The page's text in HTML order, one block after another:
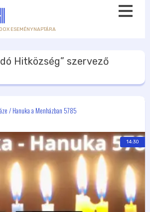
ESEMÉNYNAPTÁRA
Hitközség” szervező
/ Hanuka a Menházban 5785
14:30